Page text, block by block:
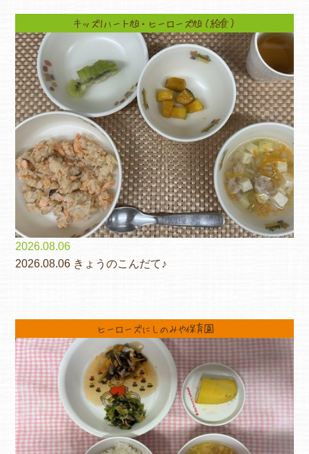
キッズ1ハート旭・ヒーローズ旭（給食）
2026.08.06
2026.08.06 きょうのこんだて♪
ヒーローズにしのみや保育園